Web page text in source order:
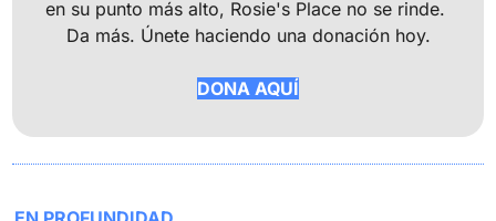
en su punto más alto, Rosie's Place no se rinde.
Da más. Únete haciendo una donación hoy.
DONA AQUÍ